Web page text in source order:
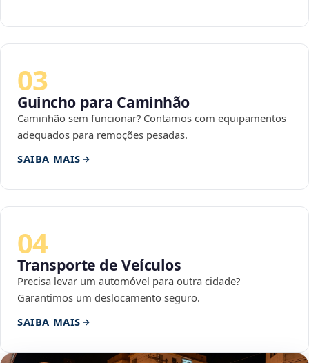
03
Guincho para Caminhão
Caminhão sem funcionar? Contamos com equipamentos
adequados para remoções pesadas.
SAIBA MAIS
04
Transporte de Veículos
Precisa levar um automóvel para outra cidade?
Garantimos um deslocamento seguro.
SAIBA MAIS